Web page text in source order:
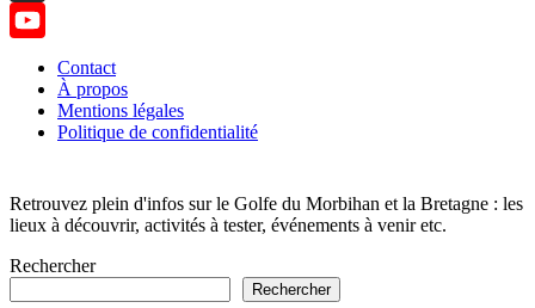
TikTok
YouTube
Channel
Contact
À propos
Mentions légales
Politique de confidentialité
Retrouvez plein d'infos sur le Golfe du Morbihan et la Bretagne : les
lieux à découvrir, activités à tester, événements à venir etc.
Rechercher
Rechercher